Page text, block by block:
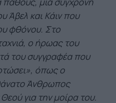
Άβελ και Κάιν που
φθόνου. Στο
ο ήρωας του
του συγγραφέα που
όπως ο
Άνθρωπος
για την μοίρα του.